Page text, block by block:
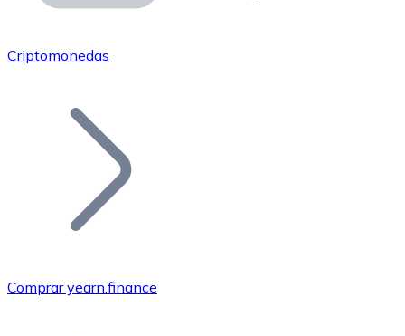
Únete a nuestra red de distribuidores.
Añade tu proyecto a nuestro ecosistema.
Criptomonedas
Comprar yearn.finance